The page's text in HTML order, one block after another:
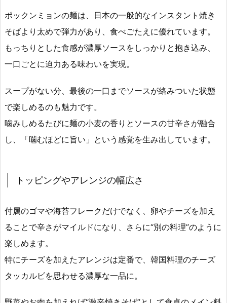
ポックンミョンの麺は、日本の一般的なインスタント焼き
そばより太めで弾力があり、食べごたえに優れています。
もっちりとした食感が濃厚ソースをしっかりと抱き込み、
一口ごとに迫力ある味わいを実現。
スープがない分、最後の一口までソースが絡みついた状態
で楽しめるのも魅力です。
噛みしめるたびに麺の小麦の香りとソースの甘辛さが融合
し、「噛むほどに旨い」という感覚を生み出しています。
トッピングやアレンジの幅広さ
付属のゴマや海苔フレークだけでなく、卵やチーズを加え
ることで辛さがマイルドになり、さらに“別の料理”のように
楽しめます。
特にチーズを加えたアレンジは定番で、韓国料理のチーズ
タッカルビを思わせる濃厚な一品に。